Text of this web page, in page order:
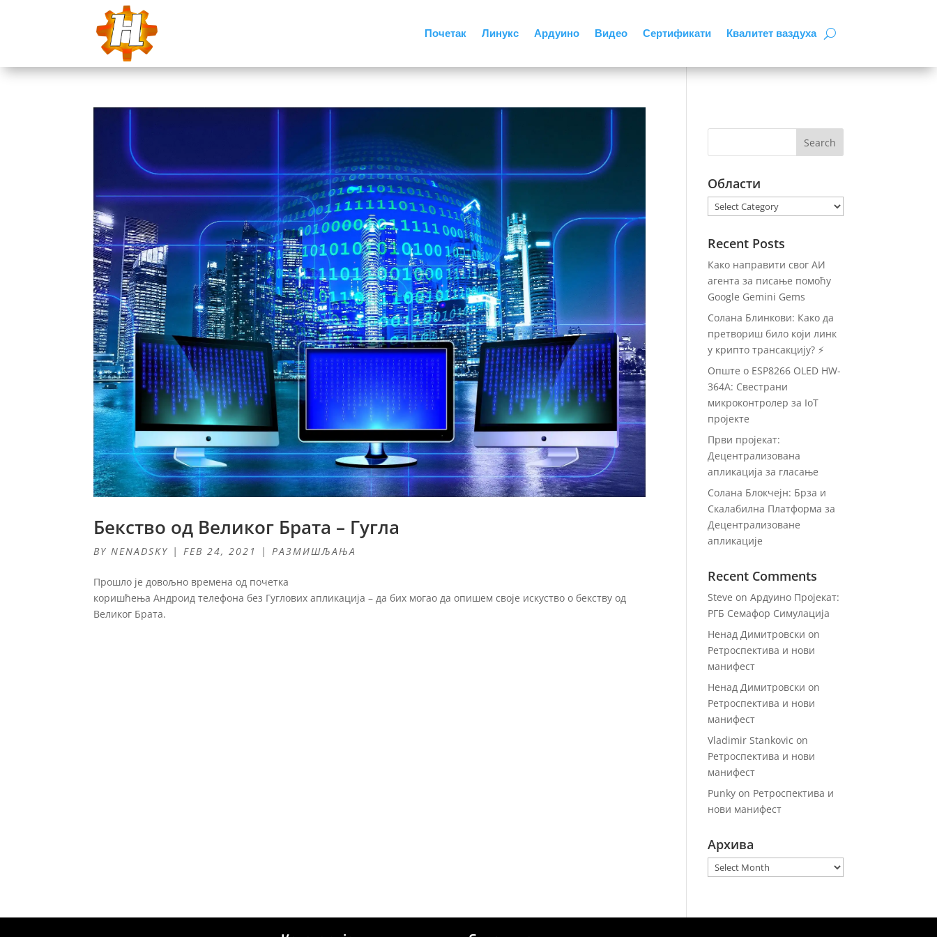
Почетак Линукс Ардуино Видео Сертификати Квалитет ваздуха
Бекство од Великог Брата – Гугла
BY NENADSKY | FEB 24, 2021 | РАЗМИШЉАЊА
Прошло је довољно времена од почетка
коришћења Андроид телефона без Гуглових апликација – да бих могао да опишем своје искуство о бекству од
Великог Брата.
Области
Области
Recent Posts
Како направити свог АИ
агента за писање помоћу
Google Gemini Gems
Солана Блинкови: Како да
претвориш било који линк
у крипто трансакцију? ⚡
Опште о ESP8266 OLED HW-
364A: Свестрани
микроконтролер за IoT
пројекте
Први пројекат:
Децентрализована
апликација за гласање
Солана Блокчејн: Брза и
Скалабилна Платформа за
Децентрализоване
апликације
Recent Comments
Steve onАрдуино Пројекат:
РГБ Семафор Симулација
Ненад Димитровски on
Ретроспектива и нови
манифест
Ненад Димитровски on
Ретроспектива и нови
манифест
Vladimir Stankovic on
Ретроспектива и нови
манифест
Punky on Ретроспектива и
нови манифест
Архива
Архива